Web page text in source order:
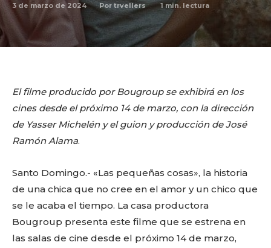
3 de marzo de 2024 Por trvellers 1 min. lectura
El filme producido por Bougroup se exhibirá en los
cines desde el próximo 14 de marzo, con la dirección
de Yasser Michelén y el guion y producción de José
Ramón Alama.
Santo Domingo.- «Las pequeñas cosas», la historia
de una chica que no cree en el amor y un chico que
se le acaba el tiempo. La casa productora
Bougroup presenta este filme que se estrena en
las salas de cine desde el próximo 14 de marzo,